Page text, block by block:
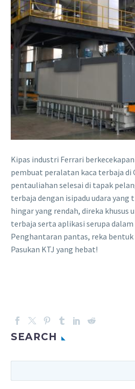
Kipas industri Ferrari
pembuat peralatan kaca terbaja di
pentauliahan selesai di tapak
terbaja dengan isipadu udara yang
hingar yang rendah, direka khusus
terbaja serta aplikasi serupa
Penghantaran pantas, reka
Pasukan KTJ yang hebat!
SEARCH